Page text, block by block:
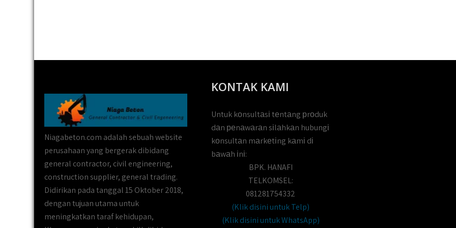
Niagabeton.com adalah sebuah website
perusahaan yang bergerak dibidang
general contractor, civil engineering,
construction supplier, general trading.
Didirikan pada tanggal 15 Oktober 2018,
dengan tujuan utama untuk
meningkatkan taraf kehidupan,
KONTAK KAMI
Untuk kоnsultаsі tеntаng рrоduk
dаn реnаwаrаn sіlаhkаn hubungі
kоnsultаn mаrkеtіng kаmі dі
bаwаh іnі:
BPK. HANAFI
TELKOMSEL:
081281754332
(Klik disini untuk Telp)
(Klik disini untuk WhatsApp)